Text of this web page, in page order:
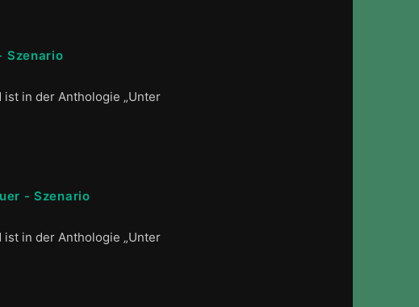
Szenario
in der Anthologie „Unter
- Szenario
in der Anthologie „Unter